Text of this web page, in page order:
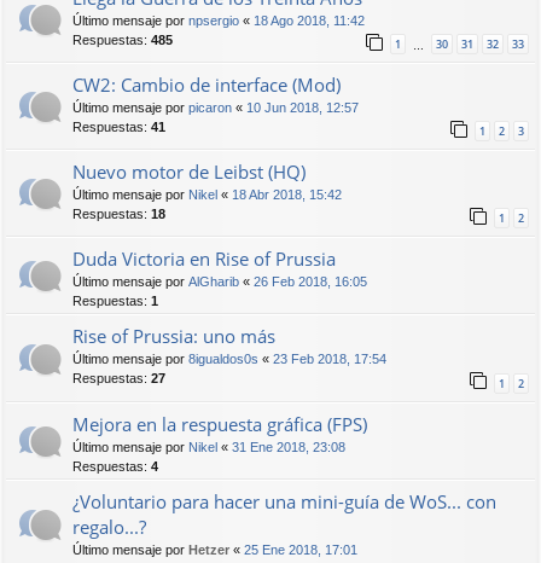
Último mensaje por npsergio « 18 Ago 2018, 11:42
Respuestas: 485 1 … 30 31 32 33
CW2: Cambio de interface (Mod)
Último mensaje por picaron « 10 Jun 2018, 12:57
Respuestas: 41 1 2 3
Nuevo motor de Leibst (HQ)
Último mensaje por Nikel « 18 Abr 2018, 15:42
Respuestas: 18 1 2
Duda Victoria en Rise of Prussia
Último mensaje por AlGharib « 26 Feb 2018, 16:05
Respuestas: 1
Rise of Prussia: uno más
Último mensaje por 8igualdos0s « 23 Feb 2018, 17:54
Respuestas: 27 1 2
Mejora en la respuesta gráfica (FPS)
Último mensaje por Nikel « 31 Ene 2018, 23:08
Respuestas: 4
¿Voluntario para hacer una mini-guía de WoS... con
regalo...?
Último mensaje por Hetzer « 25 Ene 2018, 17:01